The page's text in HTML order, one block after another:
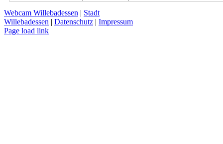
Webcam Willebadessen
Stadt
Willebadessen
Datenschutz
Impressum
Facebook
X
YouTube
Page load link